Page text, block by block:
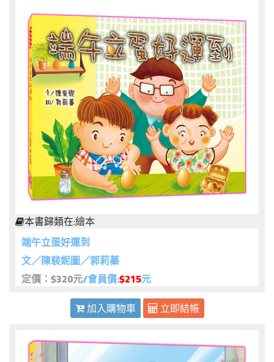
本書歸類在:繪本
端午立蛋好運到
文／陳裴妮圖／郭莉蓁
定價：$320元/會員價:$215元
加入購物車
立即結帳